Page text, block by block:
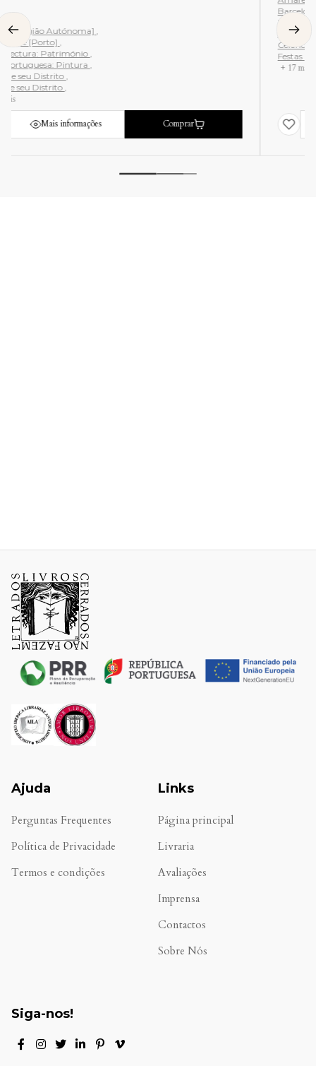
Caminhos de Ferro [Transportes]
Celorico de Basto [Braga]
Festas populares
+ 17 mais
Mais informações
Ajuda
Perguntas Frequentes
Política de Privacidade
Termos e condições
Links
Página principal
Livraria
Avaliações
Imprensa
Contactos
Sobre Nós
Siga-nos!